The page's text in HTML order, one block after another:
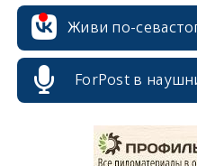
Живи по-
ForPost в